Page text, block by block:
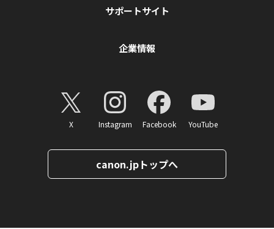
サポートサイト
企業情報
X Instagram Facebook YouTube
canon.jpトップへ